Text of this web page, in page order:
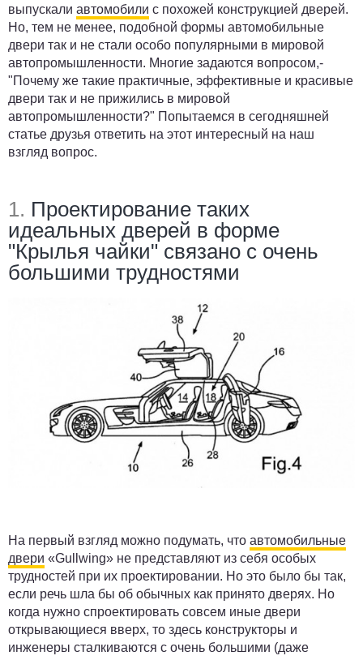
выпускали автомобили с похожей конструкцией дверей.
Но, тем не менее, подобной формы автомобильные
двери так и не стали особо популярными в мировой
автопромышленности. Многие задаются вопросом,-
"Почему же такие практичные, эффективные и красивые
двери так и не прижились в мировой
автопромышленности?" Попытаемся в сегодняшней
статье друзья ответить на этот интересный на наш
взгляд вопрос.
1. Проектирование таких
идеальных дверей в форме
"Крылья чайки" связано с очень
большими трудностями
На первый взгляд можно подумать, что автомобильные
двери «Gullwing» не представляют из себя особых
трудностей при их проектировании. Но это было бы так,
если речь шла бы об обычных как принято дверях. Но
когда нужно спроектировать совсем иные двери
открывающиеся вверх, то здесь конструкторы и
инженеры сталкиваются с очень большими (даже